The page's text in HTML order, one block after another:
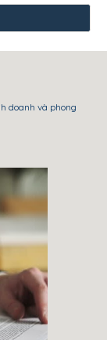
doanh và phong